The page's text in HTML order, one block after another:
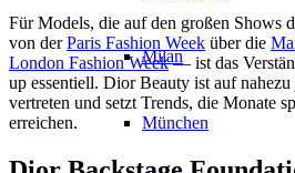
Milan
München
Für Models, die auf den großen Shows
von derParis Fashion Week über die
London Fashion Week— ist das
up essentiell. Dior Beauty ist auf
vertreten und setzt Trends, die Monate
erreichen.